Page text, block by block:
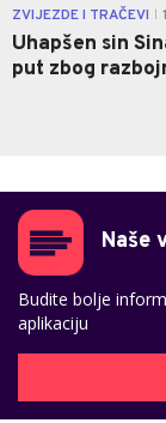
ZVIJEZDE I TRAČEVI
Uhapšen sin
put zbog
Naše
Budite bolje
aplikaciju